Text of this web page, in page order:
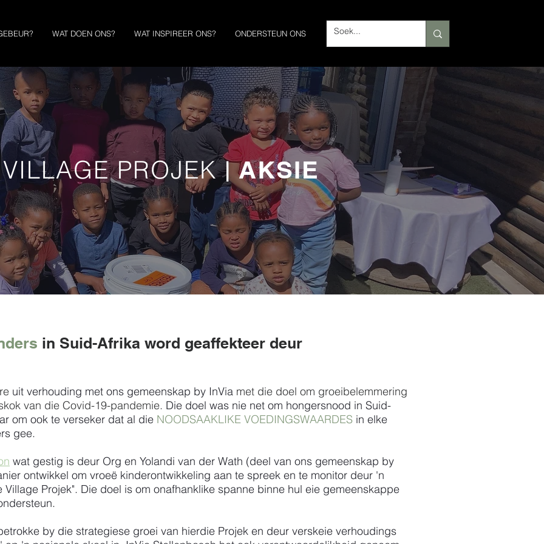
WAT DOEN ONS? WAT INSPIREER ONS? ONDERSTEUN ONS
PROJEK|AKSIE
in Suid-Afrika word geaffekteer deur
uit verhouding met ons gemeenskap by InVia met die doel om groeibelemmering
van die Covid-19-pandemie. Die doel was nie net om hongersnood in Suid-
om ook te verseker dat al die NOODSAAKLIKE VOEDINGSWAARDES in elke
gee.
wat gestig is deur Org en Yolandi van der Wath (deel van ons gemeenskap by
ontwikkel om vroeë kinderontwikkeling aan te spreek en te monitor deur 'n
Projek". Die doel is om onafhanklike spanne binne hul eie gemeenskappe
by die strategiese groei van hierdie Projek en deur verskeie verhoudings